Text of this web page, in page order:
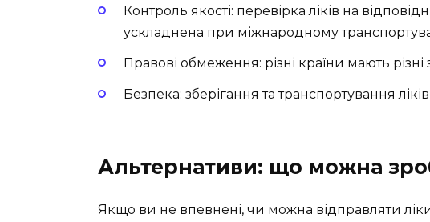
Контроль якості: перевірка ліків на
ускладнена при міжнародному
Правові обмеження: різні країни мають
Безпека: зберігання та транспортування
Альтернативи: що можна
Якщо ви не впевнені, чи можна відправляти